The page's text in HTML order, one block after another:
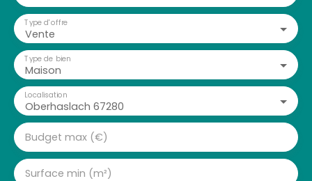
Vente
Type d'offre
Maison
Type de bien
Oberhaslach 67280
Localisation
Budget max (€)
Surface min (m²)